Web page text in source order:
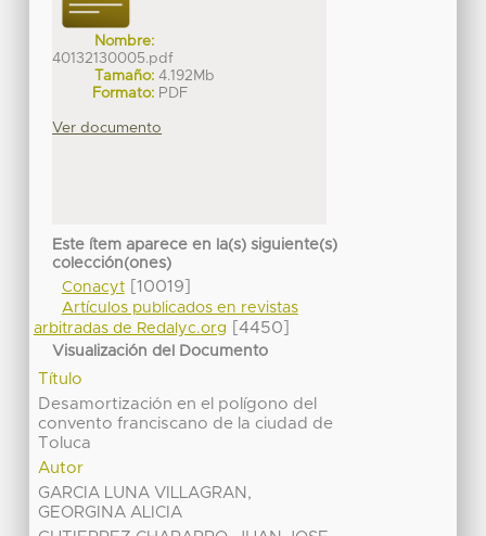
Nombre:
40132130005.pdf
Tamaño: 4.192Mb
Formato: PDF
Ver documento
Este ítem aparece en la(s) siguiente(s)
colección(ones)
Conacyt[10019]
Artículos publicados en revistas
arbitradas de Redalyc.org
[4450]
Visualización del Documento
Título
Desamortización en el polígono del
convento franciscano de la ciudad de
Toluca
Autor
GARCIA LUNA VILLAGRAN,
GEORGINA ALICIA